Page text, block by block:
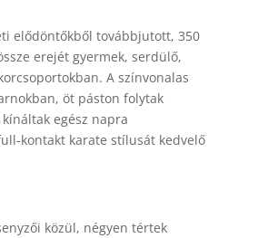
elődöntőkből továbbjutott, 350
erejét gyermek, serdülő,
A színvonalas
öt páston folytak
egész napra
kontakt karate stílusát kedvelő
közül, négyen tértek